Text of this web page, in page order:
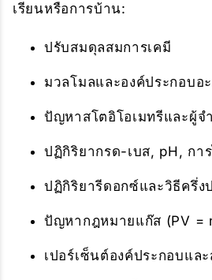
เรียนหรือการบ้าน:
ปรับสมดุลสมการเคมี
มวลโมลและองค์ประกอบอ
ปัญหาสโตอิโอเมทรีและผู้จ
ปฏิกิริยากรด-เบส, pH, กา
ปฏิกิริยารีดอกซ์และวิธีครึ่ง
ปัญหากฎหมายแก๊ส (PV =
เปอร์เซ็นต์องค์ประกอบแล